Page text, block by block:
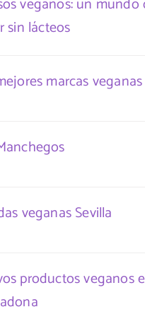
sin lácteos
marcas veganas
veganas Sevilla
productos veganos